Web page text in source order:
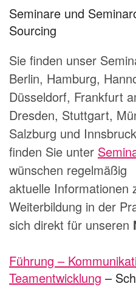
Seminare und
Sourcing
Sie finden unser
Berlin, Hamburg,
Düsseldorf, Frankfurt
Dresden, Stuttgart,
Salzburg und
finden Sie unter
wünschen regelmäßig
aktuelle Informationen
Weiterbildung in der
sich direkt für unseren
Führung –
Teamentwicklung –